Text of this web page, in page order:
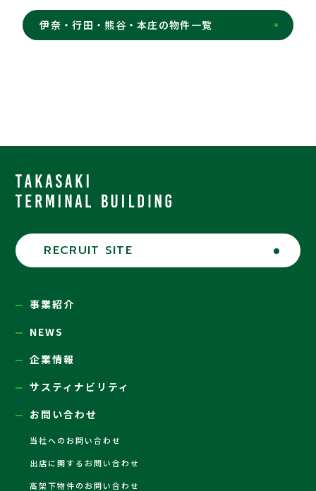
伊奈・行田・熊谷・本庄の物件一覧
RECRUIT SITE
事業紹介
NEWS
企業情報
サスティナビリティ
お問い合わせ
当社へのお問い合わせ
出店に関するお問い合わせ
高架下物件のお問い合わせ